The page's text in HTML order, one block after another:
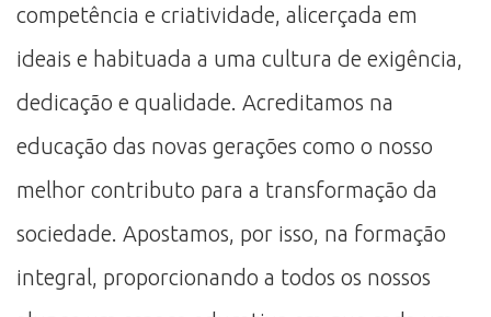
competência e criatividade, alicerçada em
ideais e habituada a uma cultura de exigência,
dedicação e qualidade. Acreditamos na
educação das novas gerações como o nosso
melhor contributo para a transformação da
sociedade. Apostamos, por isso, na formação
integral, proporcionando a todos os nossos